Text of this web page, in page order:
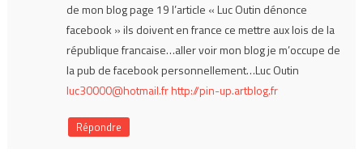
de mon blog page 19 l’article « Luc Outin dénonce
facebook » ils doivent en france ce mettre aux lois de la
république francaise…aller voir mon blog je m’occupe de
la pub de facebook personnellement…Luc Outin
luc30000@hotmail.frhttp://pin-up.artblog.fr
Répondre